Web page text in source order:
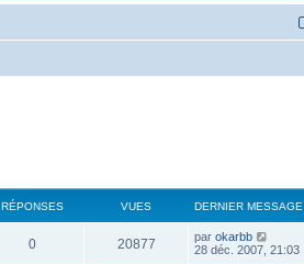
RÉPONSES VUES DERNIER MESSAGE
0 20877 par okarbb
28 déc. 2007, 21:03